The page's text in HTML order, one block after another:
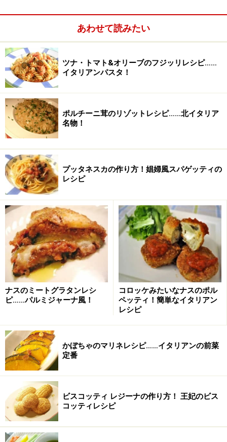
リストランテ イザベラ・ディ・フェラーラ
エミリア・ロマーニャ州はフェラーラのとあるとある高
級リストランテをモチーフに作られたリストランテ。お
料理はもちろんエミリア・ロマーニャ州を中心としたも
ので、美食ならおまかせを！ という谷本シェフのこだ
わりがわかるリストランテです。少しゴージャスにクリ
スマスを仕上げたいのなら、どことなく中世ルネサンス
期の貴族の食卓を意識できるような店内でどうぞ。
住所：東京都千代田区神田小川町2-8 三井海上小川町ビ
ル
TEL：03-329-9933
予算：8000円前後（ワイン除く）
◆リストランテ アルポンテ
野菜、肉、魚など、素材の味を大切にしているリストラ
ンテです。また、イタリアから直接お声がかかる原シェ
フの大胆で繊細なお料理に魅了しファンも多く、食べな
がらイタリアンを学ぶことができます。イタリアの郷土
料理にも詳しいシェフのお料理に、新しいイタリアの味
を発見できることはうけあいです。
住所：東京都中央区日本橋浜町2-4-3
TEL：03-3666-4499
※記事内容は執筆時点のものです。最新の内容をご確認くださ
い。
※衛生面および保存状態に起因して食中毒や体調不良を引き起こ
す場合があります。必ず清潔な状態で、正しい方法で行い、なる
べく早めにお召し上がりください。また、持ち運びの際は保存方
法に注意してください。
【編集部おすすめの購入サイト】
あわせて読みたい
ツナ・トマト&オリーブのフジッリレシピ……
イタリアンパスタ！
ポルチーニ茸のリゾットレシピ……北イタリア
名物！
プッタネスカの作り方！娼婦風スパゲッティの
レシピ
ナスのミートグラタンレシ
ピ……パルミジャーナ風！
コロッケみたいなナスのポル
ペッティ！簡単なイタリアン
レシピ
かぼちゃのマリネレシピ……イタリアンの前菜
定番
ビスコッティ レジーナの作り方！ 王妃のビス
コッティレシピ